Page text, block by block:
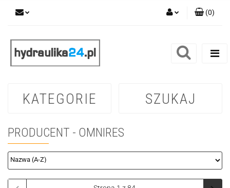
Zarejestruj się
(0)
KATEGORIE SZUKAJ
PRODUCENT - OMNIRES